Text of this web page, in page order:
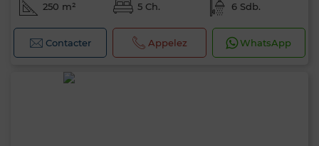
250 m² 5 Ch. 6 Sdb.
Contacter Appelez WhatsApp